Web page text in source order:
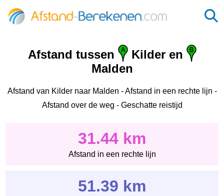
Afstand tussen
Kilder en
Malden
Afstand van Kilder naar Malden - Afstand in een rechte lijn -
Afstand over de weg - Geschatte reistijd
31.44 km
Afstand in een rechte lijn
51.39 km